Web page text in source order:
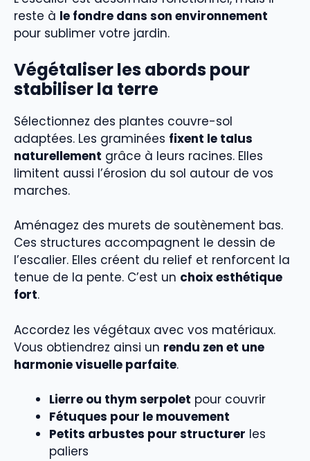
reste à le fondre dans son environnement
pour sublimer votre jardin.
Végétaliser les abords pour
stabiliser la terre
Sélectionnez des plantes couvre-sol
adaptées. Les graminées fixent le talus
naturellement grâce à leurs racines. Elles
limitent aussi l’érosion du sol autour de vos
marches.
Aménagez des murets de soutènement bas.
Ces structures accompagnent le dessin de
l’escalier. Elles créent du relief et renforcent la
tenue de la pente. C’est un choix esthétique
fort.
Accordez les végétaux avec vos matériaux.
Vous obtiendrez ainsi un rendu zen et une
harmonie visuelle parfaite.
Lierre ou thym serpolet pour couvrir
Fétuques pour le mouvement
Petits arbustes pour structurer les
paliers